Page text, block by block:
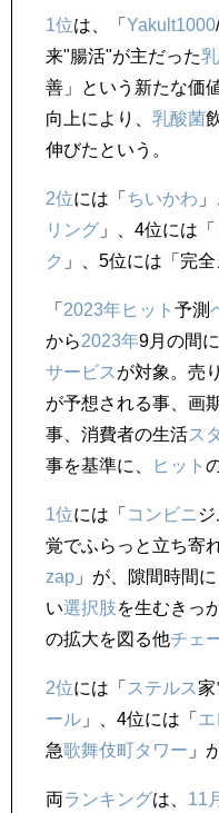
1位は、「 Yakult1000
来"腸活"が主だった
善」という新たな価
向上により、 乳酸菌
伸びたという。
2位には「 ちいかわ
リング 」、4位には「
ク 」、5位には「完
「 2023年ヒット 予測
から2023年9月の間
サービス が対象。売
が予想される事、画
事、消費者の生活ス
事を基準に、
ヒット
1位には「 コンビニ
覚でふらっと立ち寄
zap 」が、隙間時間
い選択肢を生むきっ
の拡大を図る他チェ
2位には「 ステルス家
ール 」、4位には「 エ
急歌舞伎町タワー 」
両ランキングは、 11